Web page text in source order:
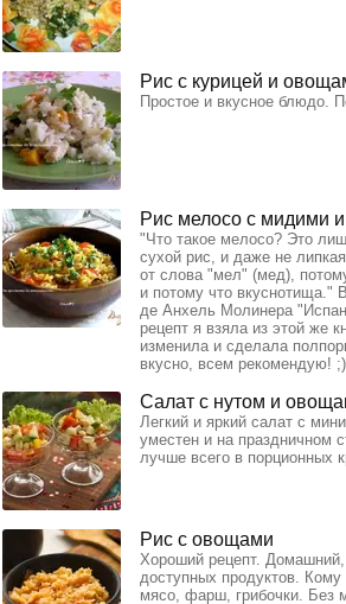
Рис с курицей и
Простое и вкусное блюдо.
Рис мелосо с мидими
"Что такое мелосо? Это
сухой рис, и даже не
от слова "мел" (мед),
и потому что вкуснотища."
де Анхель Молинера
рецепт я взяла из этой же
изменила и сделала
вкусно, всем рекомендую! ;)
Салат с нутом и
Легкий и яркий салат с
уместен и на праздничном
лучше всего в порционных
Рис с овощами
Хороший рецепт.
доступных продуктов. Кому
мясо, фарш, грибочки. Без